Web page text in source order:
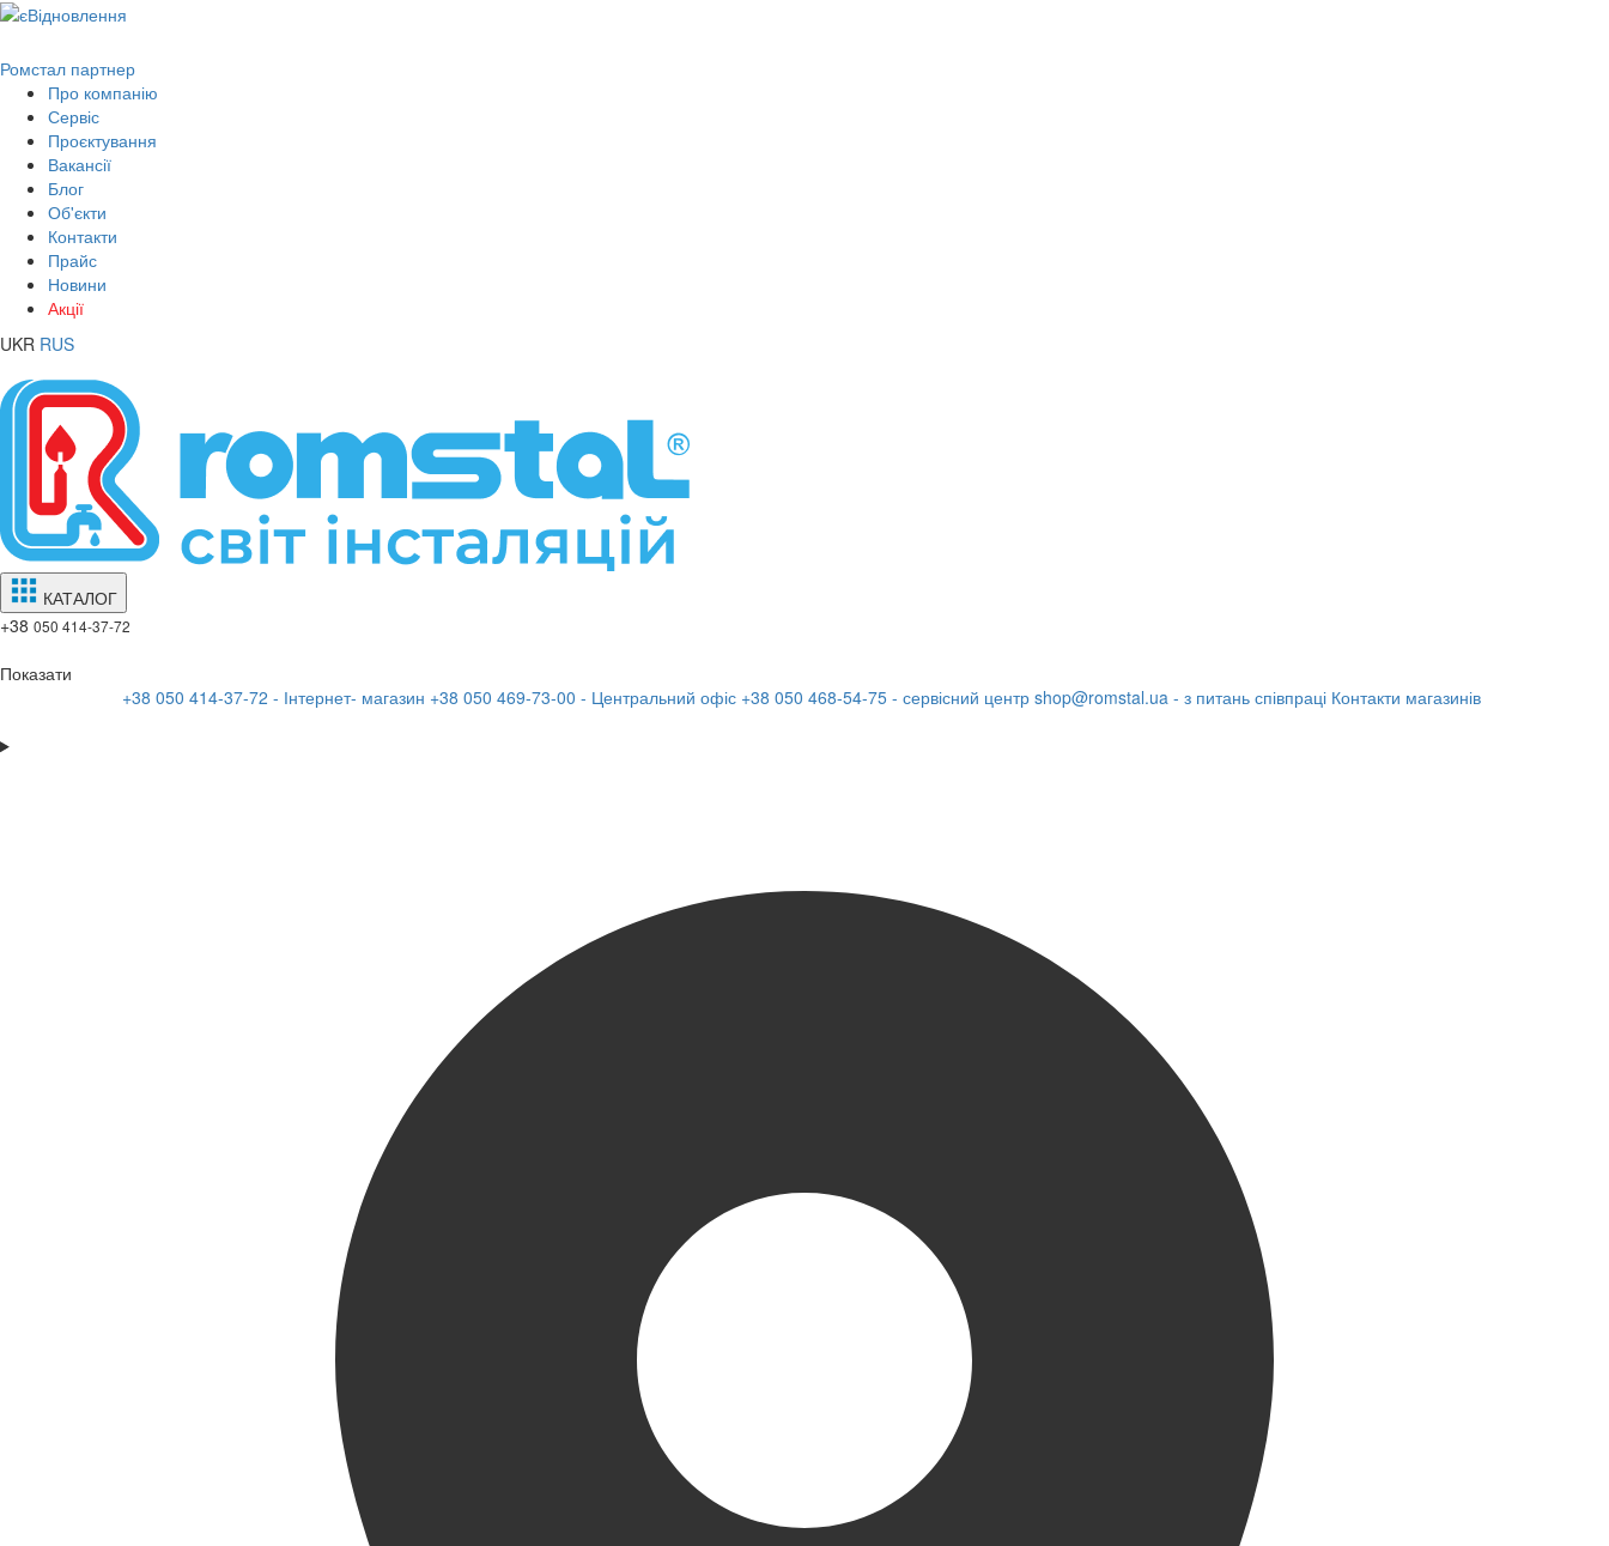
Ромстал партнер
Про компанію
Сервіс
Проєктування
Вакансії
Блог
Об'єкти
Контакти
Прайс
Новини
Акції
UKR RUS
КАТАЛОГ
+38 050 414-37-72
Показати
+38 050 414-37-72 - Інтернет- магазин +38 050 469-73-00 - Центральний офіс +38 050 468-54-75 - сервісний центр shop@romstal.ua - з питань співпраці Контакти магазинів